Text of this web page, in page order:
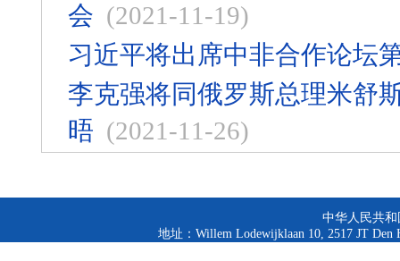
会 (2021-11-19)
习近平将出席中非合作论坛
李克强将同俄罗斯总理米舒
晤 (2021-11-26)
中华人民共
地址：Willem Lodewijklaan 10, 2517 JT Den